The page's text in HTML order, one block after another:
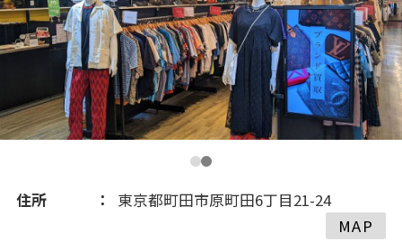
2019(252)
2018(205)
2017(188)
2016(119)
住所
東京都町田市原町田6丁目21-24
MAP